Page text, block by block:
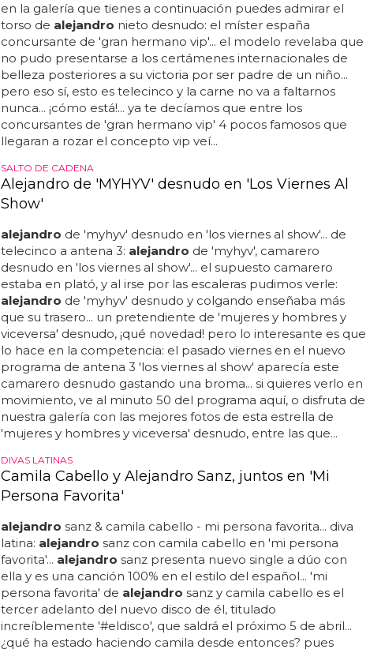
en la galería que tienes a continuación puedes admirar el
torso de alejandro nieto desnudo: el míster españa
concursante de 'gran hermano vip'... el modelo revelaba que
no pudo presentarse a los certámenes internacionales de
belleza posteriores a su victoria por ser padre de un niño...
pero eso sí, esto es telecinco y la carne no va a faltarnos
nunca... ¡cómo está!... ya te decíamos que entre los
concursantes de 'gran hermano vip' 4 pocos famosos que
llegaran a rozar el concepto vip veí...
SALTO DE CADENA
Alejandro de 'MYHYV' desnudo en 'Los Viernes Al
Show'
alejandro de 'myhyv' desnudo en 'los viernes al show'... de
telecinco a antena 3: alejandro de 'myhyv', camarero
desnudo en 'los viernes al show'... el supuesto camarero
estaba en plató, y al irse por las escaleras pudimos verle:
alejandro de 'myhyv' desnudo y colgando enseñaba más
que su trasero... un pretendiente de 'mujeres y hombres y
viceversa' desnudo, ¡qué novedad! pero lo interesante es que
lo hace en la competencia: el pasado viernes en el nuevo
programa de antena 3 'los viernes al show' aparecía este
camarero desnudo gastando una broma... si quieres verlo en
movimiento, ve al minuto 50 del programa aquí, o disfruta de
nuestra galería con las mejores fotos de esta estrella de
'mujeres y hombres y viceversa' desnudo, entre las que...
DIVAS LATINAS
Camila Cabello y Alejandro Sanz, juntos en 'Mi
Persona Favorita'
alejandro sanz & camila cabello - mi persona favorita... diva
latina: alejandro sanz con camila cabello en 'mi persona
favorita'... alejandro sanz presenta nuevo single a dúo con
ella y es una canción 100% en el estilo del español... 'mi
persona favorita' de alejandro sanz y camila cabello es el
tercer adelanto del nuevo disco de él, titulado
increíblemente '#eldisco', que saldrá el próximo 5 de abril...
¿qué ha estado haciendo camila desde entonces? pues